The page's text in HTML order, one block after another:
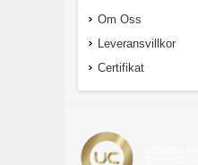
Om Oss
Leveransvillkor
Certifikat